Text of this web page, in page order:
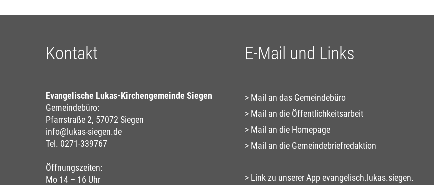
Kontakt
Evangelische Lukas-Kirchengemeinde Siegen
Gemeindebüro:
Pfarrstraße 2, 57072 Siegen
info@lukas-siegen.de
Tel. 0271-339767
Öffnungszeiten:
Mo 14 – 16 Uhr
E-Mail und Links
Mail an das Gemeindebüro
Mail an die Öffentlichkeitsarbeit
Mail an die Homepage
Mail an die Gemeindebriefredaktion
Link zu unserer App evangelisch.lukas.siegen.